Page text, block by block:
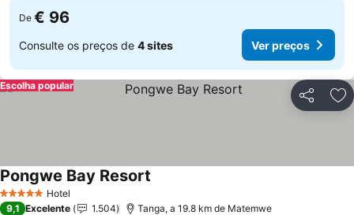
De € 96
Consulte os preços de 4 sites Ver preços
Partilhar
Escolha popular
5 Estrelas Hotel
Pongwe Bay Resort
9,1 Excelente 1.504 Tanga, a 19.8 km de Matemwe